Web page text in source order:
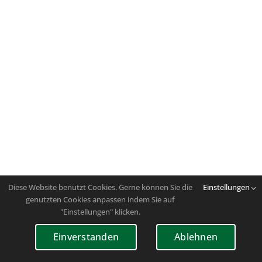
Diese Website benutzt Cookies. Gerne können Sie die
genutzten Cookies anpassen indem Sie auf
"Einstellungen" klicken.
Einstellungen
Einverstanden Ablehnen